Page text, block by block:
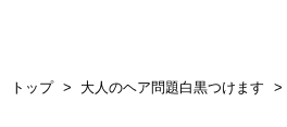
トップ 大人のヘア問題白黒つけます